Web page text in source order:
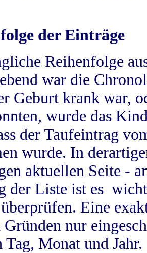
der Einträge
Reihenfolge
war die
Geburt krank war,
wurde das
der Taufeintrag
wurde. In
aktuellen Seite -
der Liste ist es
Eine
Gründen nur
Monat und Jahr.